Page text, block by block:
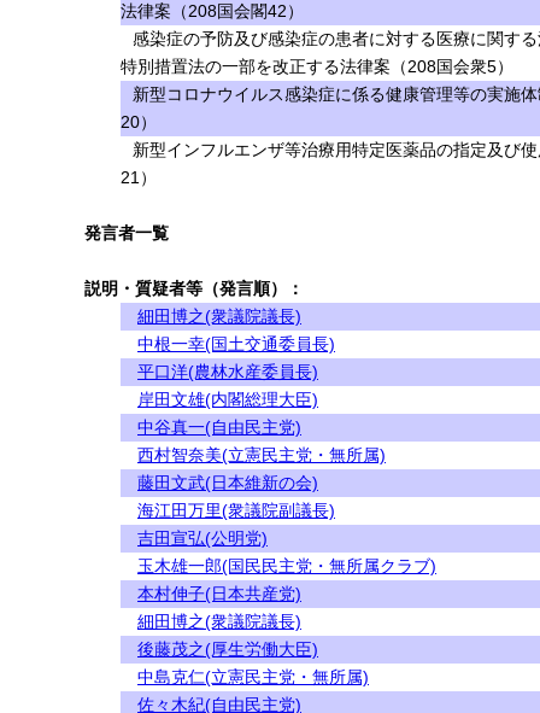
法律案（208国会閣42）
感染症の予防及び感染症の患者に対する医療に関す
特別措置法の一部を改正する法律案（208国会衆5）
新型コロナウイルス感染症に係る健康管理等の実施
20）
新型インフルエンザ等治療用特定医薬品の指定及び
21）
発言者一覧
説明・質疑者等（発言順）：
細田博之(衆議院議長)
中根一幸(国土交通委員長)
平口洋(農林水産委員長)
岸田文雄(内閣総理大臣)
中谷真一(自由民主党)
西村智奈美(立憲民主党・無所属)
藤田文武(日本維新の会)
海江田万里(衆議院副議長)
吉田宣弘(公明党)
玉木雄一郎(国民民主党・無所属クラブ)
本村伸子(日本共産党)
細田博之(衆議院議長)
後藤茂之(厚生労働大臣)
中島克仁(立憲民主党・無所属)
佐々木紀(自由民主党)